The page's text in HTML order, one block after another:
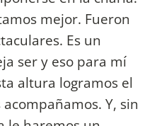
mejor. Fueron
Es un
ser y eso para mí
altura logramos el
Y, sin